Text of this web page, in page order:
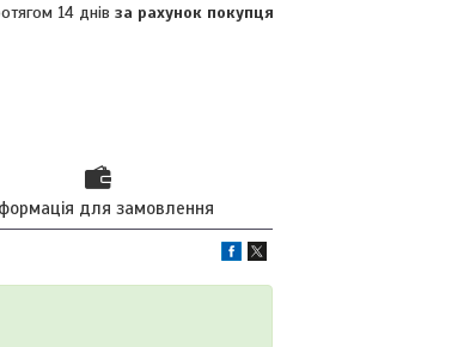
14 днів за рахунок покупця
для замовлення